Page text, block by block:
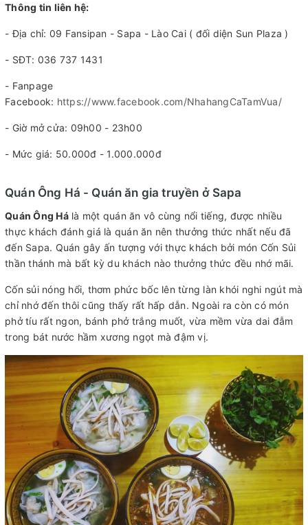
Thông tin liên hệ:
- Địa chỉ: 09 Fansipan - Sapa - Lào Cai ( đối diện Sun Plaza )
- SĐT: 036 737 1431
- Fanpage
Facebook: https://www.facebook.com/NhahangCaTamVua/
- Giờ mở cửa: 09h00 - 23h00
- Mức giá: 50.000đ - 1.000.000đ
Quán Ông Há - Quán ăn gia truyền ở Sapa
Quán Ông Há là một quán ăn vô cùng nổi tiếng, được nhiều
thực khách đánh giá là quán ăn nên thưởng thức nhất nếu đã
đến Sapa. Quán gây ấn tượng với thực khách bởi món Cốn Sủi
thần thánh mà bất kỳ du khách nào thưởng thức đều nhớ mãi.
Cốn sủi nóng hổi, thơm phức bốc lên từng làn khói nghi ngút mà
chỉ nhớ đến thôi cũng thấy rất hấp dẫn. Ngoài ra còn có món
phở tíu rất ngon, bánh phở trắng muốt, vừa mềm vừa dai đẫm
trong bát nước hầm xương ngọt mà đậm vị.